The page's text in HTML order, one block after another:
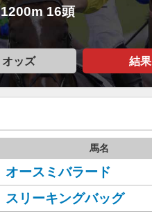
16頭
オッズ 結果
馬名
オースミバラード
スリーキングバッグ